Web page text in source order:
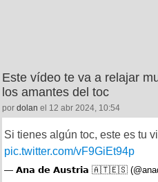
Este vídeo te va a relajar
los amantes del toc
por dolan el 12 abr 2024, 10:54
Si tienes algún toc, este es tu
pic.twitter.com/vF9GiEt94p
— 𝗔𝗻𝗮 𝗱𝗲 𝗔𝘂𝘀𝘁𝗿𝗶𝗮 🇦🇹🇪🇸